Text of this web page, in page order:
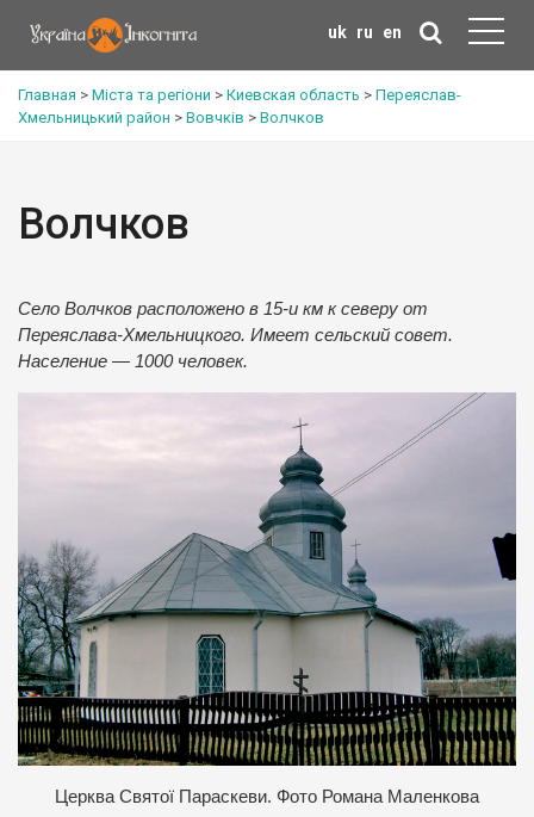
uk ru en
Главная > Міста та регіони > Киевская область > Переяслав-
Хмельницький район > Вовчків > Волчков
Волчков
Село Волчков расположено в 15-и км к северу от
Переяслава-Хмельницкого. Имеет сельский совет.
Население — 1000 человек.
Церква Святої Параскеви. Фото Романа Маленкова